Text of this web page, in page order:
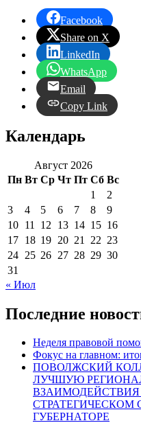
Facebook
Share on X
LinkedIn
WhatsApp
Email
Copy Link
Календарь
Август 2026
Пн Вт Ср Чт Пт Сб Вс
1
2
3
4 5 6 7 8
9
10 11 12 13 14 15 16
17 18 19 20 21 22 23
24 25 26 27 28 29 30
31
« Июл
Последние
Неделя правовой
Фокус на главном:
ПОВОЛЖСКИЙ
ЛУЧШУЮ
ГУБЕРНАТОРЕ